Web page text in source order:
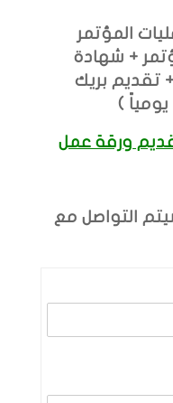
المؤتمر
+ شهادة
تقديم بريك
)
التواصل مع